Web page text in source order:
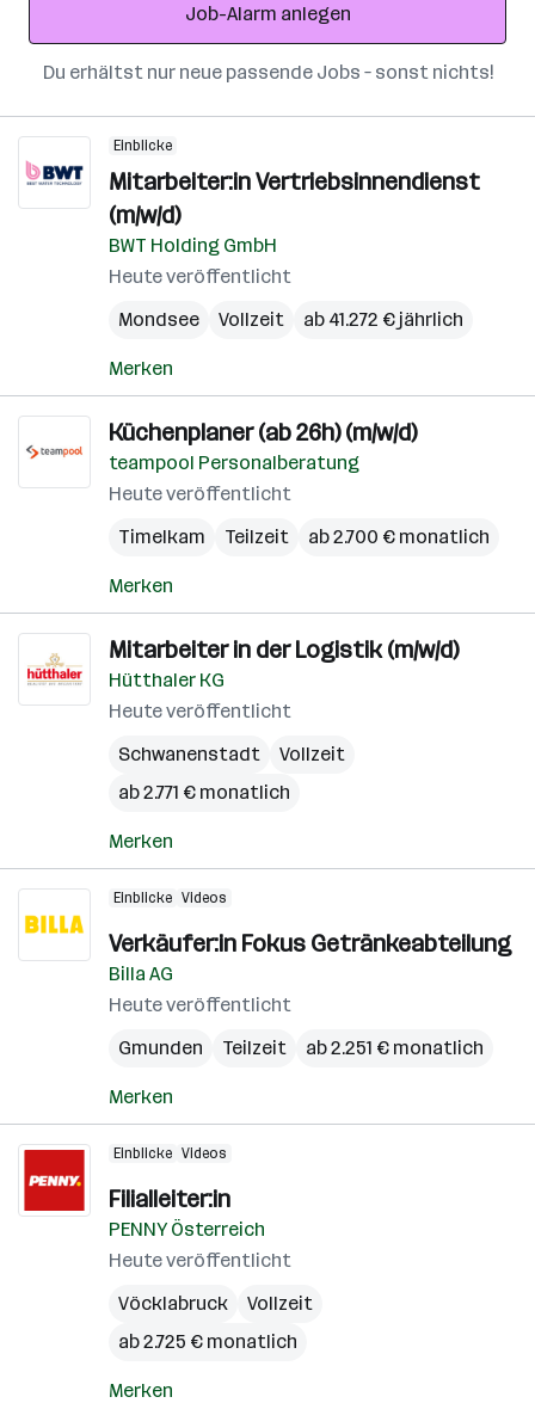
Job-Alarm anlegen
Du erhältst nur neue passende Jobs – sonst nichts!
Einblicke
Mitarbeiter:in Vertriebsinnendienst
(m/w/d)
BWT Holding GmbH
Heute veröffentlicht
Mondsee
Vollzeit ab 41.272 € jährlich
Merken
Küchenplaner (ab 26h) (m/w/d)
teampool Personalberatung
Heute veröffentlicht
Timelkam
Teilzeit ab 2.700 € monatlich
Merken
Mitarbeiter in der Logistik (m/w/d)
Hütthaler KG
Heute veröffentlicht
Schwanenstadt
Vollzeit
ab 2.771 € monatlich
Merken
Einblicke Videos
Verkäufer:in Fokus Getränkeabteilung
Billa AG
Heute veröffentlicht
Gmunden
Teilzeit ab 2.251 € monatlich
Merken
Einblicke Videos
Filialleiter:in
PENNY Österreich
Heute veröffentlicht
Vöcklabruck
Vollzeit
ab 2.725 € monatlich
Merken